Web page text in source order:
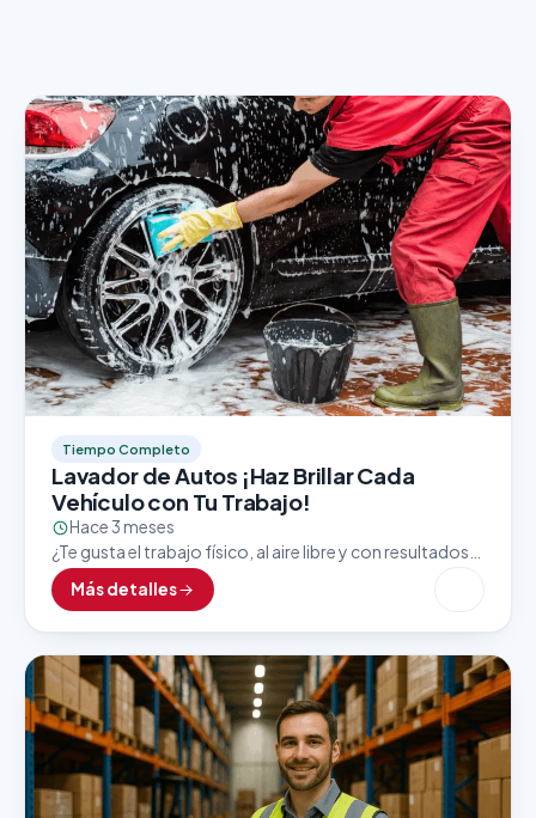
Tiempo Completo
Lavador de Autos ¡Haz Brillar Cada
Vehículo con Tu Trabajo!
Hace 3 meses
¿Te gusta el trabajo físico, al aire libre y con resultados
inmediatos? Esta vacante como Lavador de Autos es
ideal para personas detallistas, responsables…
Más detalles